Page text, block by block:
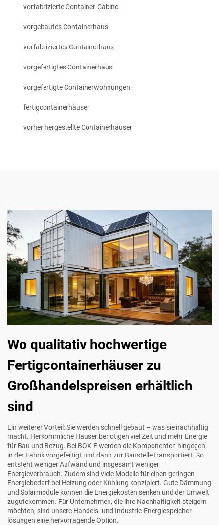
vorfabrizierte Container-Cabine
vorgebautes Containerhaus
vorfabriziertes Containerhaus
vorgefertigtes Containerhaus
vorgefertigte Containerwohnungen
fertigcontainerhäuser
vorher hergestellte Containerhäuser
Wo qualitativ hochwertige
Fertigcontainerhäuser zu
Großhandelspreisen erhältlich
sind
Ein weiterer Vorteil: Sie werden schnell gebaut – was sie nachhaltig
macht. Herkömmliche Häuser benötigen viel Zeit und mehr Energie
für Bau und Bezug. Bei BOX-E werden die Komponenten hingegen
in der Fabrik vorgefertigt und dann zur Baustelle transportiert. So
entsteht weniger Aufwand und insgesamt weniger
Energieverbrauch. Zudem sind viele Modelle für einen geringen
Energiebedarf bei Heizung oder Kühlung konzipiert. Gute Dämmung
und Solarmodule können die Energiekosten senken und der Umwelt
zugutekommen. Für Unternehmen, die ihre Nachhaltigkeit steigern
möchten, sind unsere Handels- und Industrie-Energiespeicher
lösungen eine hervorragende Option.